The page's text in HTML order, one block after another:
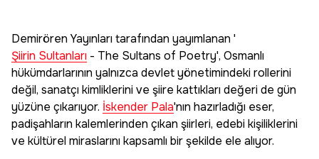
Demirören Yayınları tarafından yayımlanan '
Şiirin Sultanları - The Sultans of Poetry', Osmanlı
hükümdarlarının yalnızca devlet yönetimindeki rollerini
değil, sanatçı kimliklerini ve şiire kattıkları değeri de gün
yüzüne çıkarıyor. İskender Pala'nın hazırladığı eser,
padişahların kalemlerinden çıkan şiirleri, edebi kişiliklerini
ve kültürel miraslarını kapsamlı bir şekilde ele alıyor.